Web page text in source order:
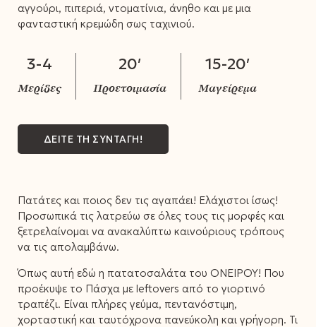
αγγούρι, πιπεριά, ντοματίνια, άνηθο και με μια
φανταστική κρεμώδη σως ταχινιού.
3-4 20′ 15-20′
ΔΕΙΤΕ ΤΗ ΣΥΝΤΑΓΗ!
Πατάτες και ποιος δεν τις αγαπάει! Ελάχιστοι ίσως!
Προσωπικά τις λατρεύω σε όλες τους τις μορφές και
ξετρελαίνομαι να ανακαλύπτω καινούριους τρόπους
να τις απολαμβάνω.
Όπως αυτή εδώ η πατατοσαλάτα του ΟΝΕΙΡΟΥ! Που
προέκυψε το Πάσχα με leftovers από το γιορτινό
τραπέζι. Είναι πλήρες γεύμα, πεντανόστιμη,
χορταστική και ταυτόχρονα πανεύκολη και γρήγορη. Τι